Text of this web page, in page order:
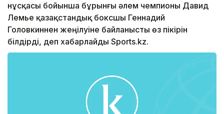
нұсқасы бойынша бұрынғы әлем чемпионы Давид
Лемье қазақстандық боксшы Геннадий
Головкиннен жеңілуіне байланысты өз пікірін
білдірді, деп хабарлайды Sports.kz.